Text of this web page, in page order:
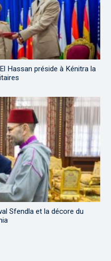
Hassan préside à Kénitra la
Sfendla et la décore du